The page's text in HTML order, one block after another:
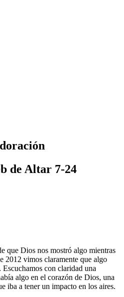
de Altar 7-24
que Dios nos mostró algo mientras
2012 vimos claramente que algo
Escuchamos con claridad una
algo en el corazón de Dios, una
iba a tener un impacto en los aires.